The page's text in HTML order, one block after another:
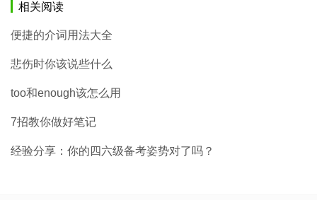
相关阅读
便捷的介词用法大全
悲伤时你该说些什么
too和enough该怎么用
7招教你做好笔记
经验分享：你的四六级备考姿势对了吗？